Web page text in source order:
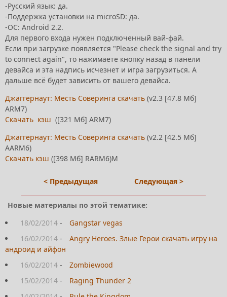
-Русский язык: да.
-Поддержка установки на microSD: да.
-ОС: Android 2.2.
Для первого входа нужен подключенный вай-фай.
Если при загрузке появляется "Please check the signal and try
to connect again", то нажимаете кнопку назад в панели
девайса и эта надпись исчезнет и игра загрузиться. А
дальше всё будет зависить от вашего девайса.
Джаггернаут: Месть Соверинга скачать (v2.3 [47.8 Мб]
ARM7)
Скачать кэш ([321 Мб] ARM7)
Джаггернаут: Месть Соверинга скачать (v2.2 [42.5 Мб]
AARM6)
Скачать кэш ([398 Мб] RARM6)M
< Предыдущая Следующая >
Новые материалы по этой тематике:
18/02/2014 -
Gangstar vegas
16/02/2014 -
Angry Heroes. Злые Герои скачать игру на
андроид и айфон
16/02/2014 -
Zombiewood
15/02/2014 -
Raging Thunder 2